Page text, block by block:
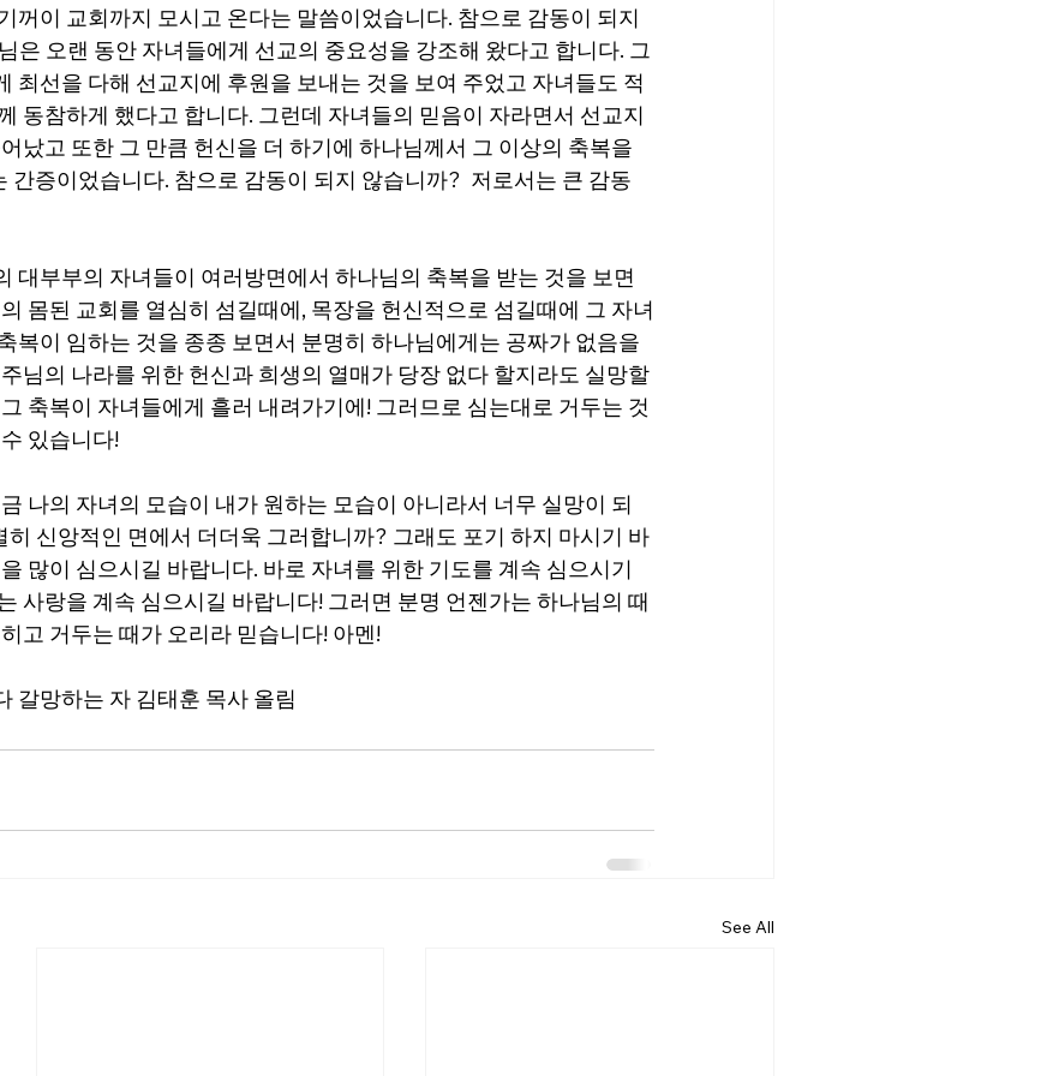
꺼이 교회까지 모시고 온다는 말씀이었습니다. 참으로 감동이 되지
은 오랜 동안 자녀들에게 선교의 중요성을 강조해 왔다고 합니다. 그
최선을 다해 선교지에 후원을 보내는 것을 보여 주었고 자녀들도 적
동참하게 했다고 합니다. 그런데 자녀들의 믿음이 자라면서 선교지
났고 또한 그 만큼 헌신을 더 하기에 하나님께서 그 이상의 축복을
간증이었습니다. 참으로 감동이 되지 않습니까?  저로서는 큰 감동
대부부의 자녀들이 여러방면에서 하나님의 축복을 받는 것을 보면
몸된 교회를 열심히 섬길때에, 목장을 헌신적으로 섬길때에 그 자녀
복이 임하는 것을 종종 보면서 분명히 하나님에게는 공짜가 없음을
님의 나라를 위한 헌신과 희생의 열매가 당장 없다 할지라도 실망할
축복이 자녀들에게 흘러 내려가기에! 그러므로 심는대로 거두는 것
있습니다!
나의 자녀의 모습이 내가 원하는 모습이 아니라서 너무 실망이 되
신앙적인 면에서 더더욱 그러합니까? 그래도 포기 하지 마시기 바
많이 심으시길 바랍니다. 바로 자녀를 위한 기도를 계속 심으시기
사랑을 계속 심으시길 바랍니다! 그러면 분명 언젠가는 하나님의 때
고 거두는 때가 오리라 믿습니다! 아멘!
갈망하는 자 김태훈 목사 올림
See All